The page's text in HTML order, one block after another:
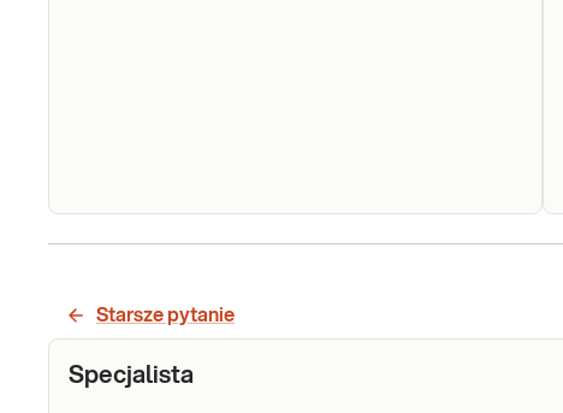
Choroba Canavan. Analiza sekwencji kodującej
Sprawdź
Starsze pytanie
Specjalista